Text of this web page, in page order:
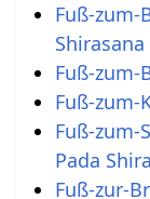
Fuß-zum-
Fuß-zum-
Fuß-zum-
Fuß-zum-
Pada
Fuß-zur-